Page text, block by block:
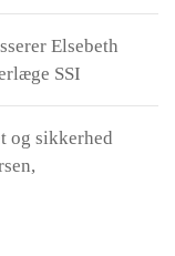
Elsebeth
SSI
og sikkerhed